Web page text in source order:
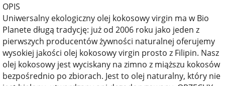
OPIS
Uniwersalny ekologiczny olej kokosowy virgin ma w Bio
Planete długą tradycję: już od 2006 roku jako jeden z
pierwszych producentów żywności naturalnej oferujemy
wysokiej jakości olej kokosowy virgin prosto z Filipin. Nasz
olej kokosowy jest wyciskany na zimno z miąższu kokosów
bezpośrednio po zbiorach. Jest to olej naturalny, który nie